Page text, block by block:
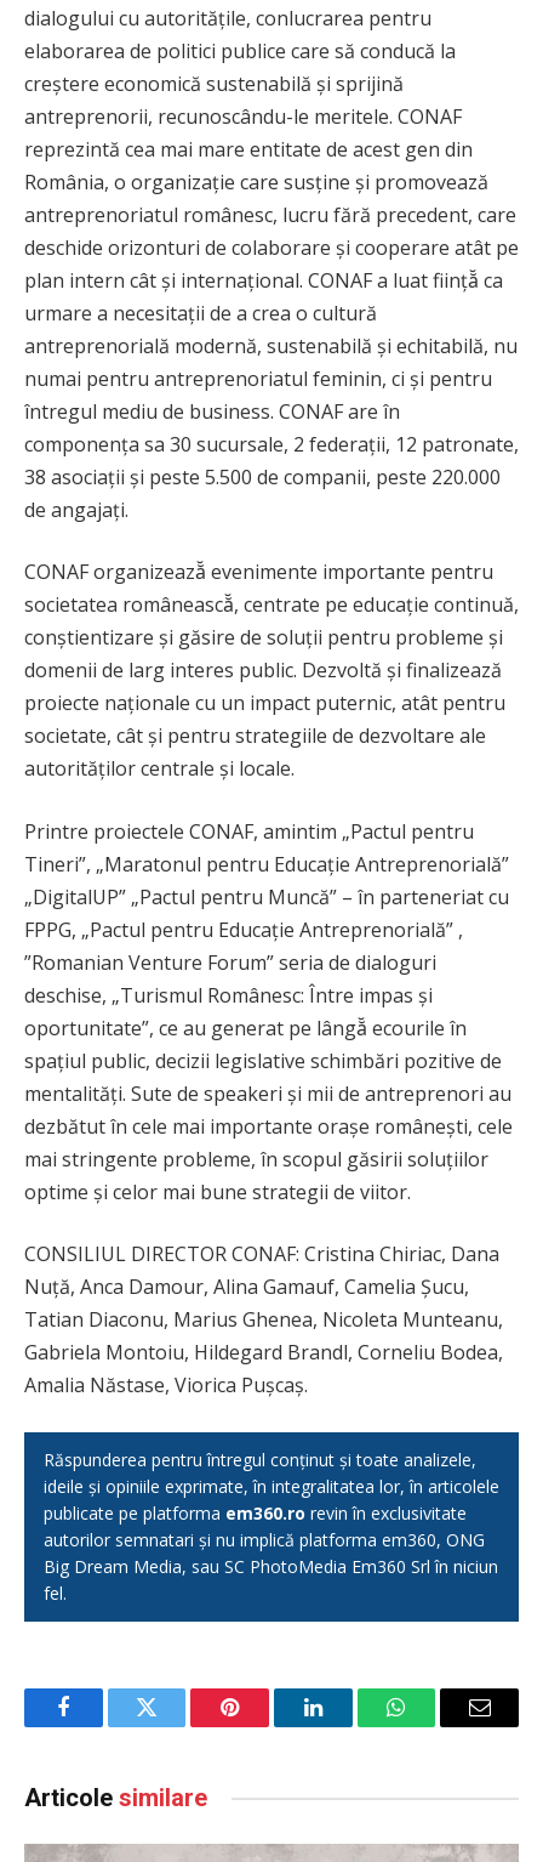
dialogului cu autoritățile, conlucrarea pentru
elaborarea de politici publice care să conducă la
creștere economică sustenabilă și sprijină
antreprenorii, recunoscându-le meritele. CONAF
reprezintă cea mai mare entitate de acest gen din
România, o organizație care susține și promovează
antreprenoriatul românesc, lucru fără precedent, care
deschide orizonturi de colaborare și cooperare atât pe
plan intern cât și internațional. CONAF a luat ființă̆ ca
urmare a necesitații de a crea o cultură
antreprenorială modernă, sustenabilă și echitabilă, nu
numai pentru antreprenoriatul feminin, ci și pentru
întregul mediu de business. CONAF are în
componența sa 30 sucursale, 2 federații, 12 patronate,
38 asociații și peste 5.500 de companii, peste 220.000
de angajați.
CONAF organizează̆ evenimente importante pentru
societatea românească̆, centrate pe educație continuă,
conștientizare și găsire de soluții pentru probleme și
domenii de larg interes public. Dezvoltă și finalizează
proiecte naționale cu un impact puternic, atât pentru
societate, cât și pentru strategiile de dezvoltare ale
autorităților centrale și locale.
Printre proiectele CONAF, amintim „Pactul pentru
Tineri”, „Maratonul pentru Educație Antreprenorială”
„DigitalUP” „Pactul pentru Muncă” – în parteneriat cu
FPPG, „Pactul pentru Educație Antreprenorială” ,
”Romanian Venture Forum” seria de dialoguri
deschise, „Turismul Românesc: Între impas și
oportunitate”, ce au generat pe lângă̆ ecourile în
spațiul public, decizii legislative schimbări pozitive de
mentalități. Sute de speakeri și mii de antreprenori au
dezbătut în cele mai importante orașe românești, cele
mai stringente probleme, în scopul găsirii soluțiilor
optime și celor mai bune strategii de viitor.
CONSILIUL DIRECTOR CONAF: Cristina Chiriac, Dana
Nuță, Anca Damour, Alina Gamauf, Camelia Șucu,
Tatian Diaconu, Marius Ghenea, Nicoleta Munteanu,
Gabriela Montoiu, Hildegard Brandl, Corneliu Bodea,
Amalia Năstase, Viorica Pușcaș.
Răspunderea pentru întregul conținut și toate analizele,
ideile și opiniile exprimate, în integralitatea lor, în articolele
publicate pe platforma em360.ro revin în exclusivitate
autorilor semnatari și nu implică platforma em360, ONG
Big Dream Media, sau SC PhotoMedia Em360 Srl în niciun
fel.
FacebookTwitter Pinterest LinkedInWhatsAppEmail
Articole similare